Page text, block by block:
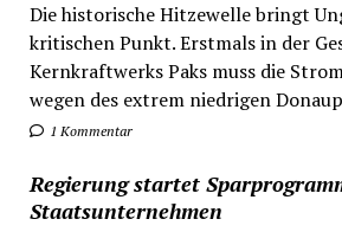
Die historische Hitzewelle bringt
kritischen Punkt. Erstmals in der
Kernkraftwerks Paks muss die
wegen des extrem niedrigen
1 Kommentar
Regierung startet
Staatsunternehmen